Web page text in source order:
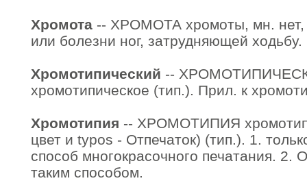
Хромота -- ХРОМОТА хромоты, мн. нет,
или болезни ног, затрудняющей ходьбу.
Хромотипический --
хромотипическое (тип.). Прил. к
Хромотипия -- ХРОМОТИПИЯ
цвет и typos - Отпечаток) (тип.). 1.
способ многокрасочного печатания. 2.
таким способом.